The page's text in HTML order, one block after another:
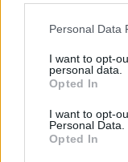
Please note that
not limited to your
grant or deny
use your data for
consent section.
Personal Data
I want to opt-
personal data.
Opted In
I want to opt-
Personal Data.
Opted In
08. 02.
SOKAN
EMIATT
Érdemes odafigyelni
08. 01.
EGYRE
Erre figyelj!